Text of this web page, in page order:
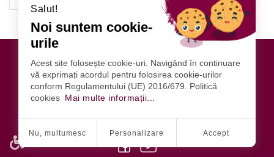
URMĂRIȚI-NE
Salut!
Noi suntem cookie-
urile
Acest site folosește cookie-uri. Navigând în continuare
vă exprimați acordul pentru folosirea cookie-urilor
conform Regulamentului (UE) 2016/679. Politică
cookies
Mai multe informații...
Nu, multumesc Personalizare Accept